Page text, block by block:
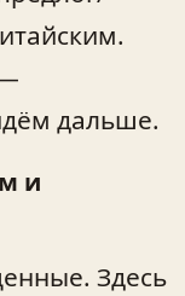
дальше.
и
Здесь